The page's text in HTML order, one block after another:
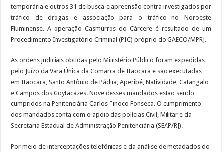
temporária e outros 31 de busca e apreensão contra investigados por
tráfico de drogas e associação para o tráfico no Noroeste
Fluminense. A operação Casmurros do Cárcere é resultado de um
Procedimento Investigatório Criminal (PIC) próprio do GAECO/MPRJ.
As ordens judiciais obtidas pelo Ministério Público foram expedidas
pelo Juízo da Vara Única da Comarca de Itaocara e são executadas
em Itaocara, Santo Antônio de Pádua, Aperibé, Natividade, Catangalo
e Campos dos Goytacazes. Nove desses mandados estão sendo
cumpridos na Penitenciária Carlos Tinoco Fonseca. O cumprimento
dos mandados conta com o apoio das polícias Civil, Militar e da
Secretaria Estadual de Administração Penitenciária (SEAP/RJ).
Por meio de interceptações telefônicas e da análise de metadados do